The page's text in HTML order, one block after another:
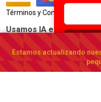
Términos y Condiciones
Usamos IA en todos
Estamos actualizando